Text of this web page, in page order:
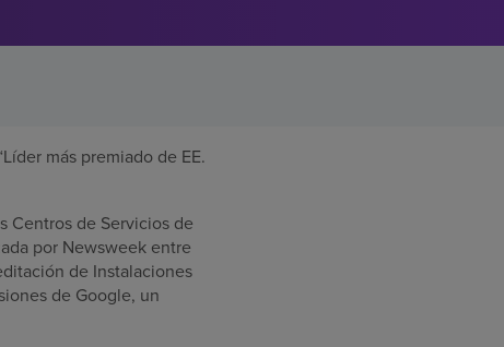
más premiado de EE.
Centros de Servicios de
por Newsweek entre
de Instalaciones
de Google, un